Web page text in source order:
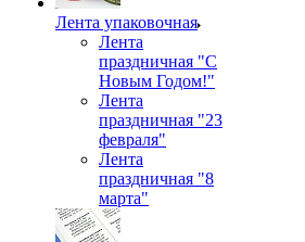
Лента упаковочная
Лента
праздничная "С
Новым Годом!"
Лента
праздничная "23
февраля"
Лента
праздничная "8
марта"